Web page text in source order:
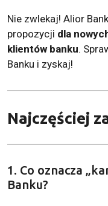
Nie zwlekaj! Alior
propozycji dla
klientów banku.
Banku i zyskaj!
Najczęściej
1. Co oznacza
Banku?